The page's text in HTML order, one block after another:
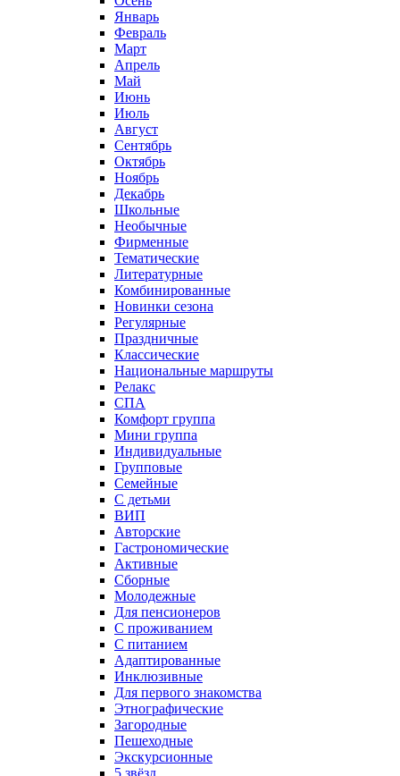
Январь
Февраль
Март
Апрель
Май
Июнь
Июль
Август
Сентябрь
Октябрь
Ноябрь
Декабрь
Школьные
Необычные
Фирменные
Тематические
Литературные
Комбинированные
Новинки сезона
Регулярные
Праздничные
Классические
Национальные маршруты
Релакс
СПА
Комфорт группа
Мини группа
Индивидуальные
Групповые
Семейные
С детьми
ВИП
Авторские
Гастрономические
Активные
Сборные
Молодежные
Для пенсионеров
С проживанием
С питанием
Адаптированные
Инклюзивные
Для первого знакомства
Этнографические
Загородные
Пешеходные
Экскурсионные
5 звёзд